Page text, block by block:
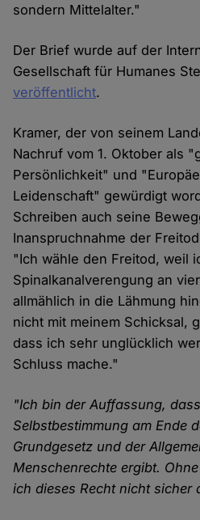
sondern Mittelalter."
Der Brief wurde auf der
Gesellschaft für Humanes
veröffentlicht.
Kramer, der von seinem
Nachruf vom 1. Oktober als
Persönlichkeit" und
Leidenschaft" gewürdigt
Schreiben auch seine
Inanspruchnahme der
"Ich wähle den Freitod, weil
Spinalkanalverengung an
allmählich in die Lähmung
nicht mit meinem Schicksal,
dass ich sehr unglücklich
Schluss mache."
"Ich bin der Auffassung,
Selbstbestimmung am Ende
Grundgesetz und der
Menschenrechte ergibt.
ich dieses Recht nicht sicher